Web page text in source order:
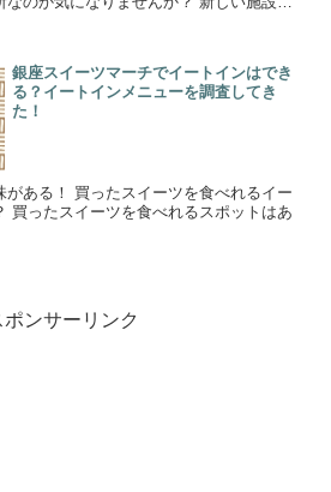
銀座スイーツマーチでイートインはでき
る？イートインメニューを調査してき
た！
がある！ 買ったスイーツを食べれるイー
買ったスイーツを食べれるスポットはあ
ポンサーリンク